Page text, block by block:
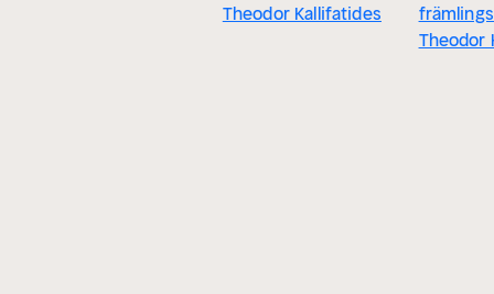
Theodor Kallifatides
Theodor